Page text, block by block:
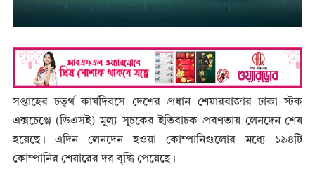
সপ্তাহের চতুর্থ কার্যদিবসে দেশের প্রধান শেয়ারবাজার ঢাকা স্টক
এক্সচেঞ্জে (ডিএসই) মূল্য সূচকের ইতিবাচক প্রবণতায় লেনদেন শেষ
হয়েছে। এদিন লেনদেন হওয়া কোম্পানিগুলোর মধ্যে ১৯৪টি
কোম্পানির শেয়ারের দর বৃদ্ধি পেয়েছে।